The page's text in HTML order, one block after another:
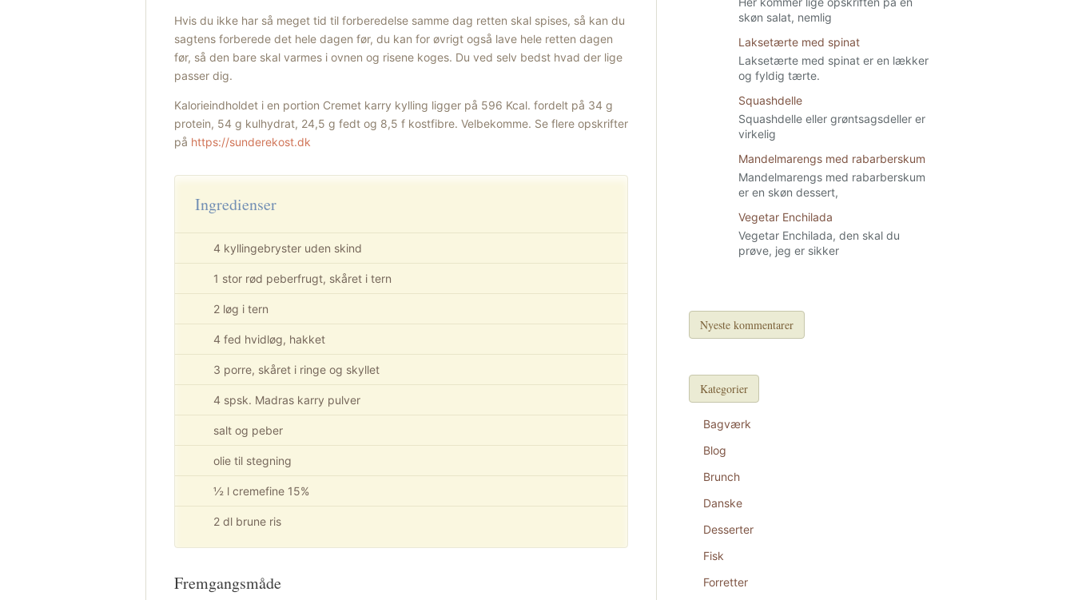
Hvis du ikke har så meget tid til forberedelse samme dag retten skal spises, så kan du
sagtens forberede det hele dagen før, du kan for øvrigt også lave hele retten dagen
før, så den bare skal varmes i ovnen og risene koges. Du ved selv bedst hvad der lige
passer dig.
Kalorieindholdet i en portion Cremet karry kylling ligger på 596 Kcal. fordelt på 34 g
protein, 54 g kulhydrat, 24,5 g fedt og 8,5 f kostfibre. Velbekomme. Se flere opskrifter
på https://sunderekost.dk
Ingredienser
4 kyllingebryster uden skind
1 stor rød peberfrugt, skåret i tern
2 løg i tern
4 fed hvidløg, hakket
3 porre, skåret i ringe og skyllet
4 spsk. Madras karry pulver
salt og peber
olie til stegning
½ l cremefine 15%
2 dl brune ris
Fremgangsmåde
skøn salat, nemlig
Laksetærte med spinat
Laksetærte med spinat er en lækker
og fyldig tærte.
Squashdelle
Squashdelle eller grøntsagsdeller er
virkelig
Mandelmarengs med rabarberskum
Mandelmarengs med rabarberskum
er en skøn dessert,
Vegetar Enchilada
Vegetar Enchilada, den skal du
prøve, jeg er sikker
Nyeste kommentarer
Kategorier
Bagværk
Blog
Brunch
Danske
Desserter
Fisk
Forretter